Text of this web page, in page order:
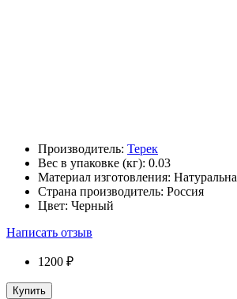
Производитель: Терек
Вес в упаковке (кг): 0.03
Материал изготовления:
Страна производитель: Россия
Цвет: Черный
Написать отзыв
1200 ₽
Купить